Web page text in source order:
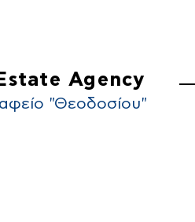
Agency
"Θεοδοσίου"